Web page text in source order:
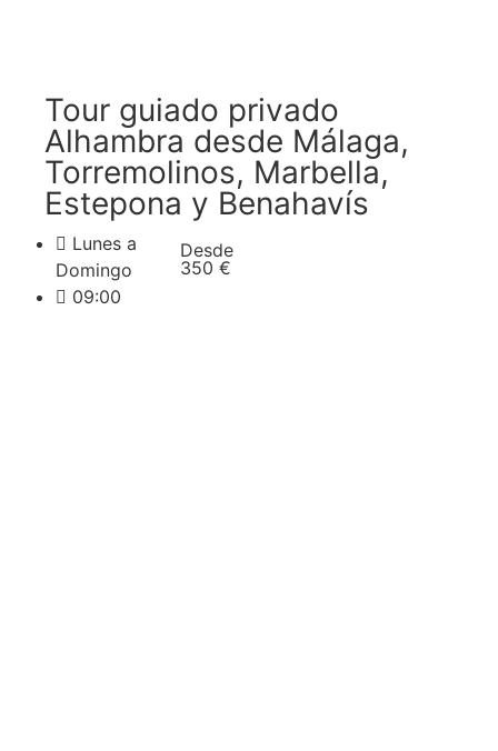
Tour guiado privado
Alhambra desde Málaga,
Torremolinos, Marbella,
Estepona y Benahavís
Lunes a
Domingo
09:00
Desde
350 €